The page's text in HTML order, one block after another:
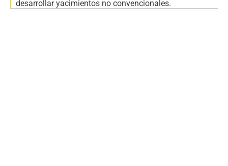
desarrollar yacimientos no convencionales.